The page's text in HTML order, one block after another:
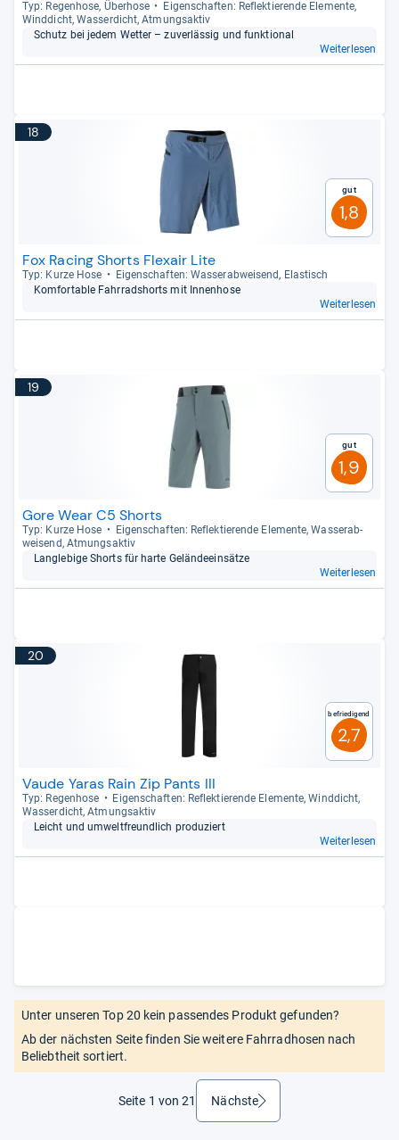
Typ: Regen­hose, Über­hose
Eigen­schaf­ten: Reflek­tie­rende Ele­mente,
Wind­dicht, Was­ser­dicht, Atmungs­ak­tiv
Schutz bei jedem Wet­ter – zuver­läs­sig und funk­tio­nal
Weiterlesen
18
Gut
1,8
Fox Racing Shorts Flexair Lite
Typ: Kurze Hose
Eigen­schaf­ten: Was­ser­ab­wei­send, Elas­tisch
Kom­for­ta­ble Fahr­rads­horts mit Innen­hose
Weiterlesen
19
Gut
1,9
Gore Wear C5 Shorts
Typ: Kurze Hose
Eigen­schaf­ten: Reflek­tie­rende Ele­mente, Was­ser­ab­
wei­send, Atmungs­ak­tiv
Lang­le­bige Shorts für harte Gelän­de­e­in­sätze
Weiterlesen
20
Befriedigend
2,7
Vaude Yaras Rain Zip Pants III
Typ: Regen­hose
Eigen­schaf­ten: Reflek­tie­rende Ele­mente, Wind­dicht,
Was­ser­dicht, Atmungs­ak­tiv
Leicht und umwelt­freund­lich pro­du­ziert
Weiterlesen
Unter unseren Top 20 kein passendes Produkt gefunden?
Ab der nächsten Seite finden Sie weitere Fahrradhosen nach
Beliebtheit sortiert.
Seite 1 von 21 Nächsteweiter